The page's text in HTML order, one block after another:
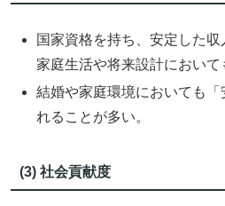
国家資格を持ち、安定した収
家庭生活や将来設計において
結婚や家庭環境においても
れることが多い。
(3) 社会貢献度